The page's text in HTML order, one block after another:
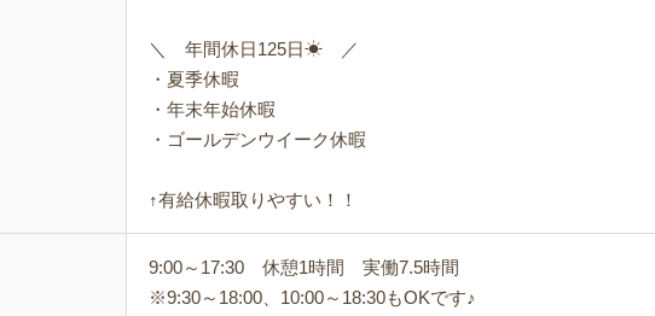
＼ 年間休日125日☀ ／
・夏季休暇
・年末年始休暇
・ゴールデンウイーク休暇
↑有給休暇取りやすい！！
9:00～17:30 休憩1時間 実働7.5時間
※9:30～18:00、10:00～18:30もOKです♪